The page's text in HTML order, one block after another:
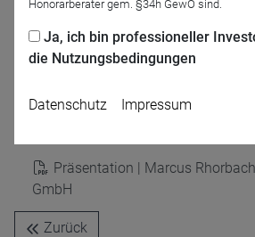
Dirk Arning
DRESCHER & CIE AG
Präsentation | Marcus
GmbH
Zurück
Honorarberater gem. §34h GewO sind.
Ja, ich bin professioneller
die Nutzungsbedingungen
Datenschutz Impressum